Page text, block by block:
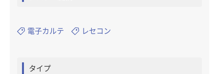
電子カルテ レセコン
タイプ